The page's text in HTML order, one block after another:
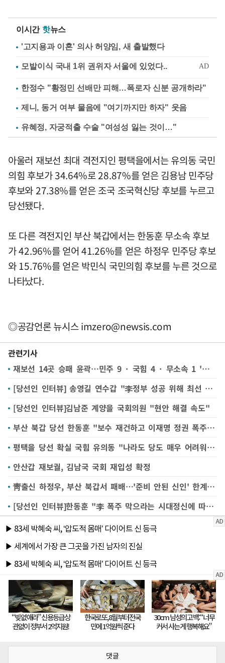
이시간 핫뉴스
'고지용과 이혼' 의사 허양임, 새 출발했다
한정수 "황정민 선배만 피해…폭로자 신분 공개하라"
제니, 동거 여부 물음에 "여기까지만 하자" 웃음
유혜정, 자궁적출 수술 "여성성 잃는 것이…"
아울러 재보선 최대 격전지인 평택을에서는 유의동 국민
의힘 후보가 34.64%로 28.87%를 얻은 김용남 민주당
후보와 27.38%를 얻은 조국 조국혁신당 후보를 누르고
당선됐다.
또 다른 격전지인 부산 북갑에서는 한동훈 무소속 후보
가 42.96%를 얻어 41.26%를 얻은 하정우 민주당 후보
와 15.76%를 얻은 박민식 국민의힘 후보를 누른 것으로
나타났다.
◎공감언론 뉴시스imzero@newsis.com
관련기사
재보선 14곳 승패 윤곽…민주 9 · 국힘 4 · 무소속 1 '당선' 또는 '유력'
[당선인 인터뷰] 송영길 연수갑 "李정부 성공 위해 최선 다할 것"
[당선인 인터뷰]김남준 계양을 국회의원 "현안 해결 속도"
부산 북갑 당선 한동훈 "보수 재건하고 이재명 정권 폭주 제어하겠다"(종합)
평택을 당선 확실 국힘 유의동 "나라도 당도 매우 어려워…시민 명령 따라 걸어가겠다"
안산갑 재보궐, 김남국 국회 재입성 확정
靑출신 하정우, 부산 북갑서 패배…'준비 안된 신인' 한계 못 넘어
[당선인 인터뷰]한동훈 "李 폭주 막으라는 시대정신에 따를 것"
댓글